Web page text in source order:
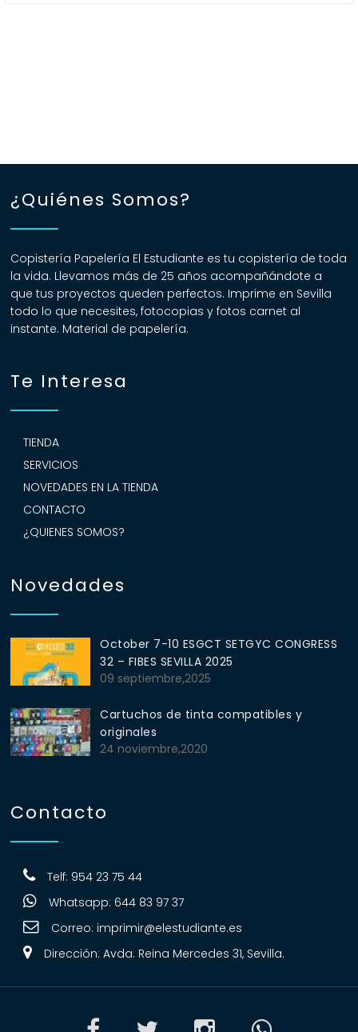
¿Quiénes Somos?
Copistería Papelería El Estudiante es tu copistería de toda
la vida. Llevamos más de 25 años acompañándote a
que tus proyectos queden perfectos. Imprime en Sevilla
todo lo que necesites, fotocopias y fotos carnet al
instante. Material de papelería.
Te Interesa
TIENDA
SERVICIOS
NOVEDADES EN LA TIENDA
CONTACTO
¿QUIENES SOMOS?
Novedades
October 7-10 ESGCT SETGYC CONGRESS
32 – FIBES SEVILLA 2025
09 septiembre,2025
Cartuchos de tinta compatibles y
originales
24 noviembre,2020
Contacto
Telf: 954 23 75 44
Whatsapp: 644 83 97 37
Correo: imprimir@elestudiante.es
Dirección: Avda. Reina Mercedes 31, Sevilla.